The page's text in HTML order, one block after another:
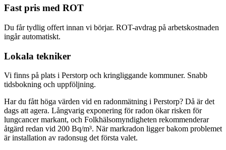
Fast pris med ROT
Du får tydlig offert innan vi börjar. ROT-avdrag på arbetskostnaden
ingår automatiskt.
Lokala tekniker
Vi finns på plats i Perstorp och kringliggande kommuner. Snabb
tidsbokning och uppföljning.
Har du fått höga värden vid en radonmätning i Perstorp? Då är det
dags att agera. Långvarig exponering för radon ökar risken för
lungcancer markant, och Folkhälsomyndigheten rekommenderar
åtgärd redan vid 200 Bq/m³. När markradon ligger bakom problemet
är installation av radonsug det första valet.